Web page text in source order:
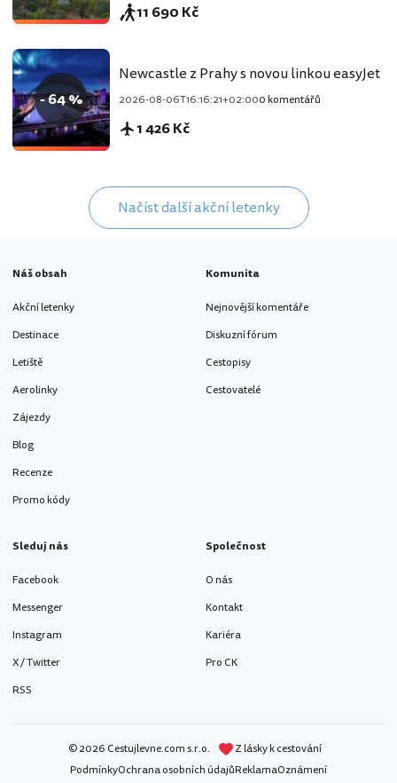
11 690 Kč
- 64 %
Newcastle z Prahy s novou linkou easyJet
2026-08-06T16:16:21+02:000 komentářů
1 426 Kč
Načíst další akční letenky
Náš obsah
Akční letenky
Destinace
Letiště
Aerolinky
Zájezdy
Blog
Recenze
Promo kódy
Komunita
Nejnovější komentáře
Diskuzní fórum
Cestopisy
Cestovatelé
Sleduj nás
Facebook
Messenger
Instagram
X / Twitter
RSS
Společnost
O nás
Kontakt
Kariéra
Pro CK
© 2026 Cestujlevne.com s.r.o.
Z lásky k cestování
PodmínkyOchrana osobních údajůReklamaOznámení